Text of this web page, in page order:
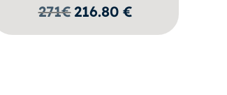
271€ 216.80 €